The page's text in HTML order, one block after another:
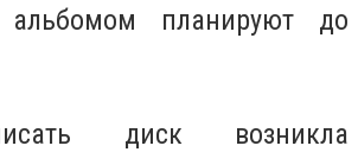
планируют до
диск возникла